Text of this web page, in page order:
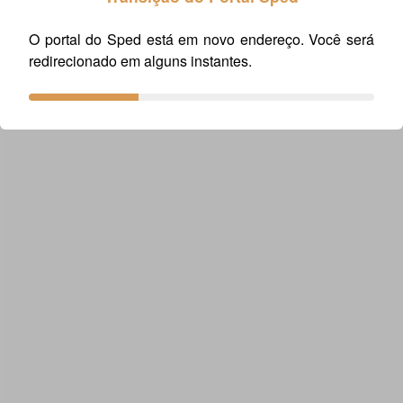
efd
O portal do Sped está em novo endereço. Você será
redirecionado em alguns instantes.